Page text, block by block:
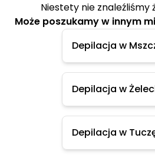
Niestety nie znaleźliśmy
Może poszukamy w innym
Depilacja w
Depilacja w
Depilacja w